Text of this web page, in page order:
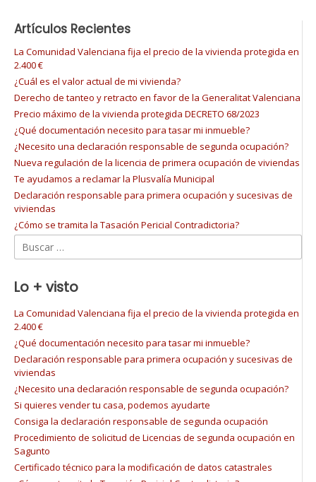
Artículos Recientes
La Comunidad Valenciana fija el precio de la vivienda protegida en
2.400 €
¿Cuál es el valor actual de mi vivienda?
Derecho de tanteo y retracto en favor de la Generalitat Valenciana
Precio máximo de la vivienda protegida DECRETO 68/2023
¿Qué documentación necesito para tasar mi inmueble?
¿Necesito una declaración responsable de segunda ocupación?
Nueva regulación de la licencia de primera ocupación de viviendas
Te ayudamos a reclamar la Plusvalía Municipal
Declaración responsable para primera ocupación y sucesivas de
viviendas
¿Cómo se tramita la Tasación Pericial Contradictoria?
Buscar:
Lo + visto
La Comunidad Valenciana fija el precio de la vivienda protegida en
2.400 €
¿Qué documentación necesito para tasar mi inmueble?
Declaración responsable para primera ocupación y sucesivas de
viviendas
¿Necesito una declaración responsable de segunda ocupación?
Si quieres vender tu casa, podemos ayudarte
Consiga la declaración responsable de segunda ocupación
Procedimiento de solicitud de Licencias de segunda ocupación en
Sagunto
Certificado técnico para la modificación de datos catastrales